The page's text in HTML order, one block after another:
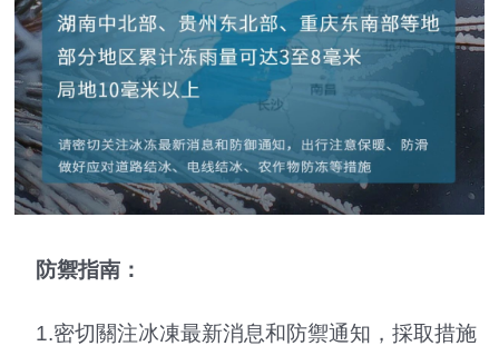
防禦指南：
1.密切關注冰凍最新消息和防禦通知，採取措施